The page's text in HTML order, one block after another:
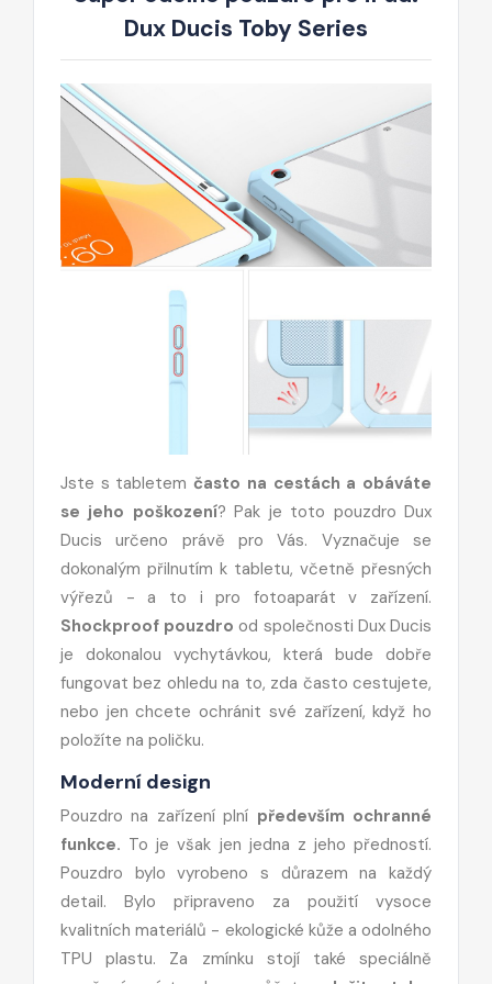
Dux Ducis Toby Series
Jste s tabletemčasto na cestách a obáváte
se jeho poškození? Pak je toto pouzdro Dux
Ducis určeno právě pro Vás. Vyznačuje se
dokonalým přilnutím k tabletu, včetně přesných
výřezů - a to i pro fotoaparát v zařízení.
Shockproof pouzdro od společnosti Dux Ducis
je dokonalou vychytávkou, která bude dobře
fungovat bez ohledu na to, zda často cestujete,
nebo jen chcete ochránit své zařízení, když ho
položíte na poličku.
Moderní design
Pouzdro na zařízení plní především ochranné
funkce. To je však jen jedna z jeho předností.
Pouzdro bylo vyrobeno s důrazem na každý
detail. Bylo připraveno za použití vysoce
kvalitních materiálů - ekologické kůže a odolného
TPU plastu. Za zmínku stojí také speciálně